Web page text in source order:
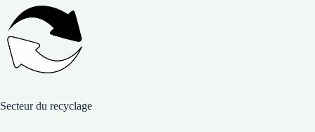
Secteur du recyclage